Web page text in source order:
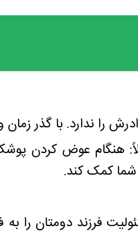
ندارد. با گذر زمان
هنگام عوض کردن
شما کمک کند.
فرزند دومتان را به